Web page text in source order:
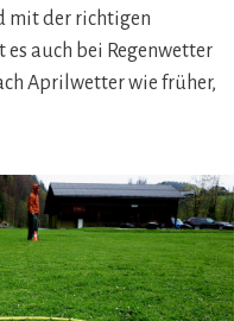
mit der richtigen
auch bei Regenwetter
Aprilwetter wie früher,